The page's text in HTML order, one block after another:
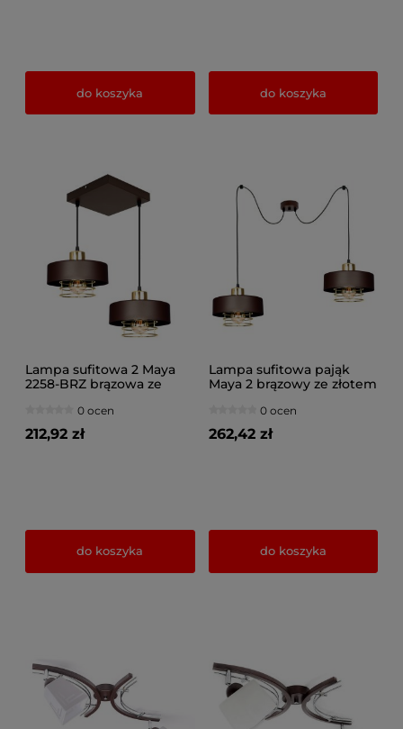
do koszyka do koszyka
Lampa sufitowa 2 Maya
2258-BRZ brązowa ze
0 ocen
212,92 zł
do koszyka
Lampa sufitowa pająk
Maya 2 brązowy ze złotem
0 ocen
262,42 zł
do koszyka